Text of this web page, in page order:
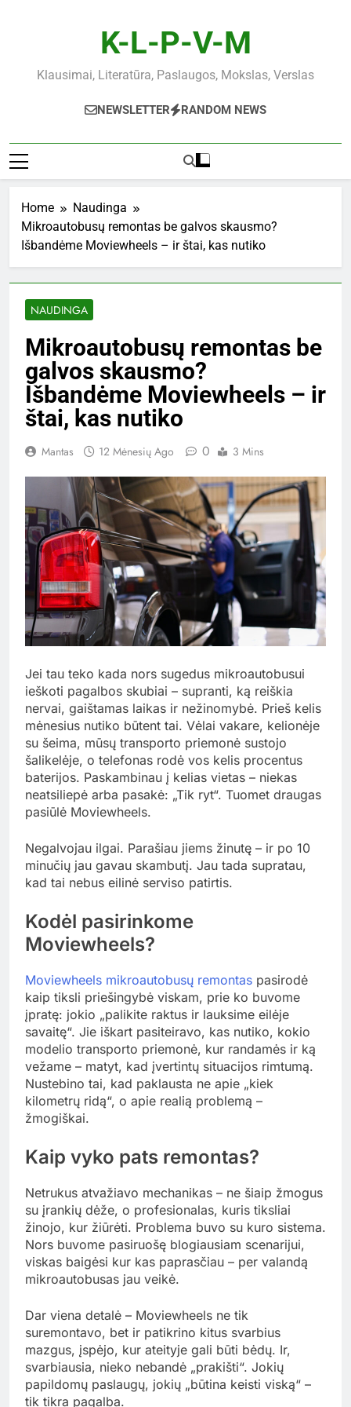
K-L-P-V-M
Klausimai, Literatūra, Paslaugos, Mokslas, Verslas
NEWSLETTER RANDOM NEWS
Home
Naudinga
Mikroautobusų remontas be galvos skausmo?
Išbandėme Moviewheels – ir štai, kas nutiko
NAUDINGA
Mikroautobusų remontas be
galvos skausmo?
Išbandėme Moviewheels – ir
štai, kas nutiko
Mantas 12 Mėnesių Ago 0 3 Mins
Jei tau teko kada nors sugedus mikroautobusui
ieškoti pagalbos skubiai – supranti, ką reiškia
nervai, gaištamas laikas ir nežinomybė. Prieš kelis
mėnesius nutiko būtent tai. Vėlai vakare, kelionėje
su šeima, mūsų transporto priemonė sustojo
šalikelėje, o telefonas rodė vos kelis procentus
baterijos. Paskambinau į kelias vietas – niekas
neatsiliepė arba pasakė: „Tik ryt“. Tuomet draugas
pasiūlė Moviewheels.
Negalvojau ilgai. Parašiau jiems žinutę – ir po 10
minučių jau gavau skambutį. Jau tada supratau,
kad tai nebus eilinė serviso patirtis.
Kodėl pasirinkome
Moviewheels?
Moviewheels mikroautobusų remontas pasirodė
kaip tiksli priešingybė viskam, prie ko buvome
įpratę: jokio „palikite raktus ir lauksime eilėje
savaitę“. Jie iškart pasiteiravo, kas nutiko, kokio
modelio transporto priemonė, kur randamės ir ką
vežame – matyt, kad įvertintų situacijos rimtumą.
Nustebino tai, kad paklausta ne apie „kiek
kilometrų ridą“, o apie realią problemą –
žmogiškai.
Kaip vyko pats remontas?
Netrukus atvažiavo mechanikas – ne šiaip žmogus
su įrankių dėže, o profesionalas, kuris tiksliai
žinojo, kur žiūrėti. Problema buvo su kuro sistema.
Nors buvome pasiruošę blogiausiam scenarijui,
viskas baigėsi kur kas paprasčiau – per valandą
mikroautobusas jau veikė.
Dar viena detalė – Moviewheels ne tik
suremontavo, bet ir patikrino kitus svarbius
mazgus, įspėjo, kur ateityje gali būti bėdų. Ir,
svarbiausia, nieko nebandė „prakišti“. Jokių
papildomų paslaugų, jokių „būtina keisti viską“ –
tik tikra pagalba.